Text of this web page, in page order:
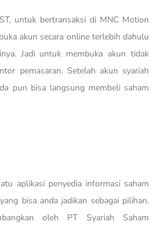
untuk bertransaksi di MNC Motion
akun secara online terlebih dahulu
Jadi untuk membuka akun tidak
pemasaran. Setelah akun syariah
pun bisa langsung membeli saham
aplikasi penyedia informasi saham
bisa anda jadikan sebagai pilihan.
oleh PT Syariah Saham